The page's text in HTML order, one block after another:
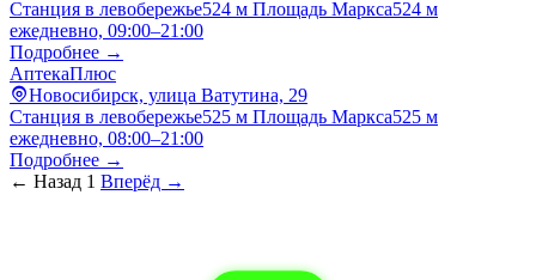
Станция в левобережье524 м Площадь Маркса524 м
ежедневно, 09:00–21:00
Подробнее →
АптекаПлюс
Новосибирск, улица Ватутина, 29
Станция в левобережье525 м Площадь Маркса525 м
ежедневно, 08:00–21:00
Подробнее →
← Назад 1 Вперёд →